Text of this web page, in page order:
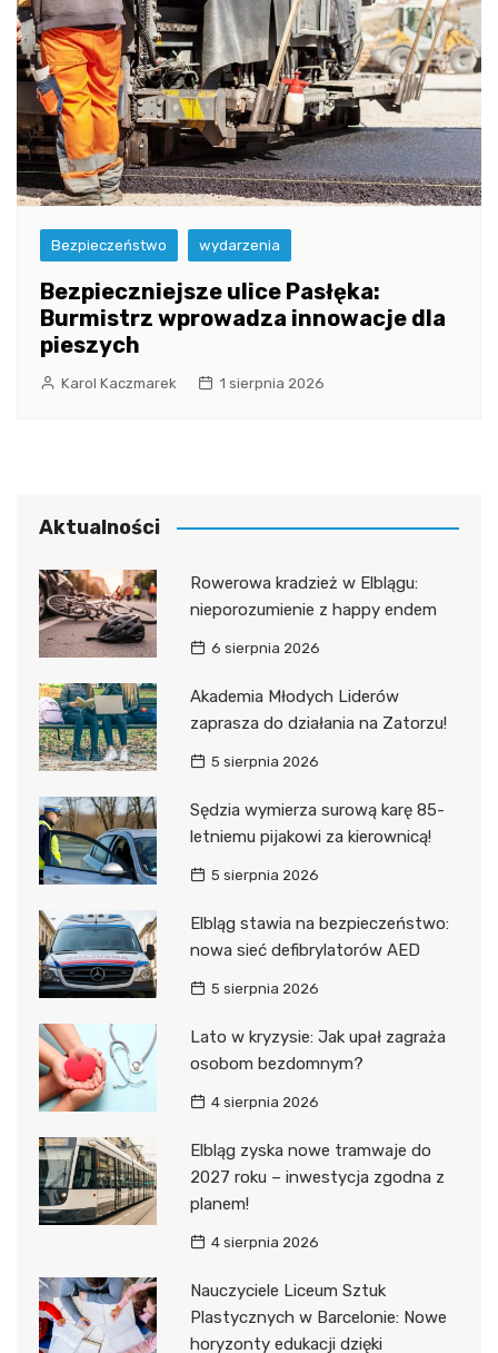
Bezpieczeństwo wydarzenia
Bezpieczniejsze ulice Pasłęka:
Burmistrz wprowadza innowacje dla
pieszych
Karol Kaczmarek 1 sierpnia 2026
Aktualności
Rowerowa kradzież w Elblągu:
nieporozumienie z happy endem
6 sierpnia 2026
Akademia Młodych Liderów
zaprasza do działania na Zatorzu!
5 sierpnia 2026
Sędzia wymierza surową karę 85-
letniemu pijakowi za kierownicą!
5 sierpnia 2026
Elbląg stawia na bezpieczeństwo:
nowa sieć defibrylatorów AED
5 sierpnia 2026
Lato w kryzysie: Jak upał zagraża
osobom bezdomnym?
4 sierpnia 2026
Elbląg zyska nowe tramwaje do
2027 roku – inwestycja zgodna z
planem!
4 sierpnia 2026
Nauczyciele Liceum Sztuk
Plastycznych w Barcelonie: Nowe
horyzonty edukacji dzięki